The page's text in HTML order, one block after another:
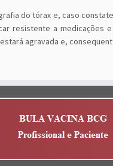
do tórax e, caso
resistente a medicações
agravada e,